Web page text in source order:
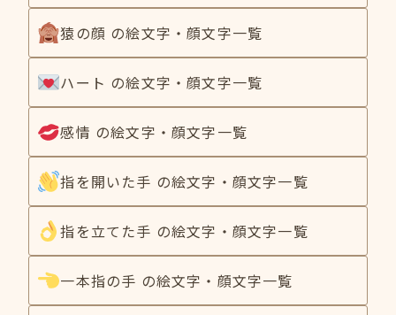
猿の顔 の絵文字・顔文字一覧
ハート の絵文字・顔文字一覧
感情 の絵文字・顔文字一覧
指を開いた手 の絵文字・顔文字一覧
指を立てた手 の絵文字・顔文字一覧
一本指の手 の絵文字・顔文字一覧